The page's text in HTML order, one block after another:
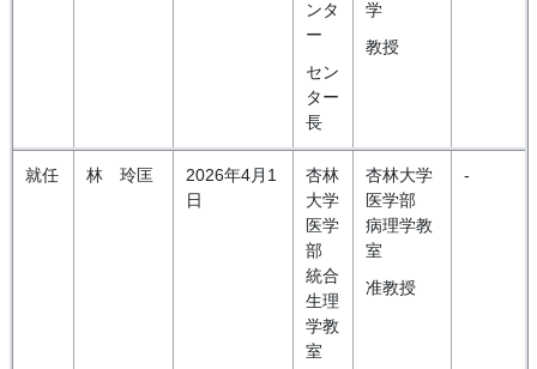
ンタ
ー
セン
ター
長
学
教授
就任 林 玲匡
2026年4月1
日
杏林
大学
医学
部
統合
生理
学教
室
杏林大学
医学部
病理学教
室
准教授
-